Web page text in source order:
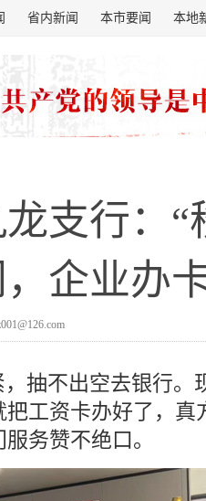
省内新闻 本市要闻 本地
支行：“
企业办
抽不出空去银行。
工资卡办好了，真
务赞不绝口。